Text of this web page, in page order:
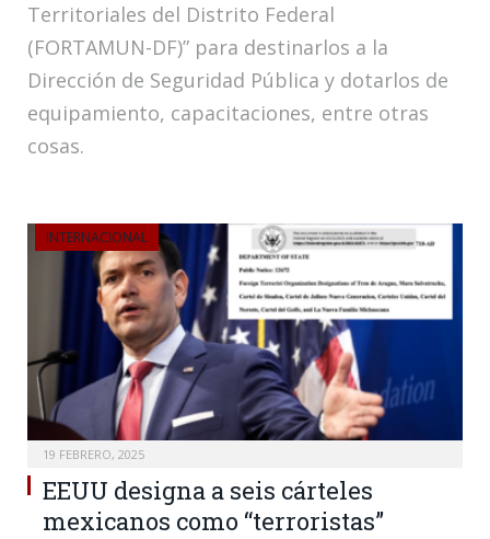
Territoriales del Distrito Federal
(FORTAMUN-DF)” para destinarlos a la
Dirección de Seguridad Pública y dotarlos de
equipamiento, capacitaciones, entre otras
cosas.
INTERNACIONAL
19 FEBRERO, 2025
EEUU designa a seis cárteles
mexicanos como “terroristas”